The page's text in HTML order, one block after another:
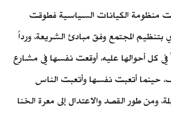
منظومة الكيانات السياسية فطوقت
المجتمع وفق مبادئ الشريعة، ورداً
في كل أحوالها عليه، أوقعت نفسها في مشارع
حينما أتعبت نفسها وأتعبت الناس
ومن طور القصد والاعتدال إلى معرة الخنا